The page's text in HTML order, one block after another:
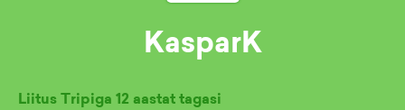
KasparK
Liitus Tripiga 12 aastat tagasi